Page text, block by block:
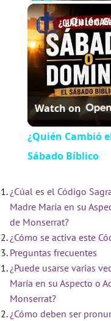
PlayUnmute
Watch on
¿Quién Cambió
Sábado Bíblico
¿Cúal es el Código
Madre María en su
de Monserrat?
¿Cómo se activa este
Preguntas frecuentes
¿Puede usarse varias
María en su Aspecto o
Monserrat?
¿Cómo deben ser